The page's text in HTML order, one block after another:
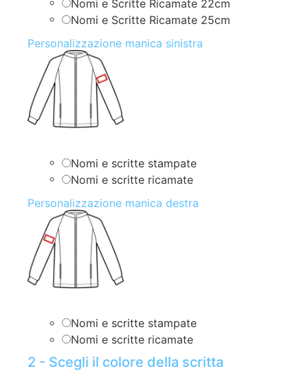
Nomi e Scritte Ricamate 22cm
Nomi e Scritte Ricamate 25cm
Personalizzazione manica sinistra
Nomi e scritte stampate
Nomi e scritte ricamate
Personalizzazione manica destra
Nomi e scritte stampate
Nomi e scritte ricamate
2 - Scegli il colore della scritta